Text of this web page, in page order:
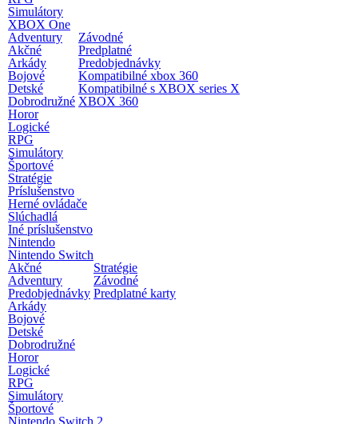
Simulátory
XBOX One
Adventury
Akčné
Arkády
Bojové
Detské
Dobrodružné
Horor
Logické
RPG
Simulátory
Športové
Stratégie
Závodné
Predplatné
Predobjednávky
Kompatibilné xbox 360
Kompatibilné s XBOX series X
XBOX 360
Príslušenstvo
Herné ovládače
Slúchadlá
Iné príslušenstvo
Nintendo
Nintendo Switch
Akčné
Adventury
Predobjednávky
Arkády
Bojové
Detské
Dobrodružné
Horor
Logické
RPG
Simulátory
Športové
Stratégie
Závodné
Predplatné karty
Nintendo Switch 2